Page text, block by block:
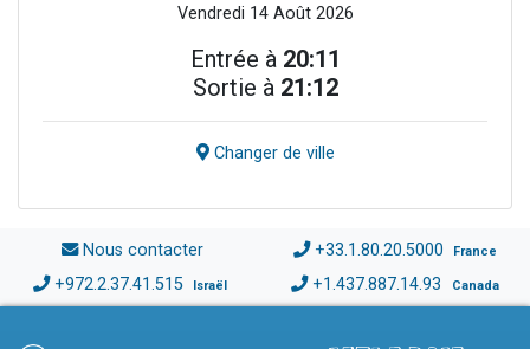
Vendredi 14 Août 2026
Entrée à 20:11
Sortie à 21:12
Changer de ville
Nous contacter +33.1.80.20.5000 France
+972.2.37.41.515 Israël +1.437.887.14.93 Canada